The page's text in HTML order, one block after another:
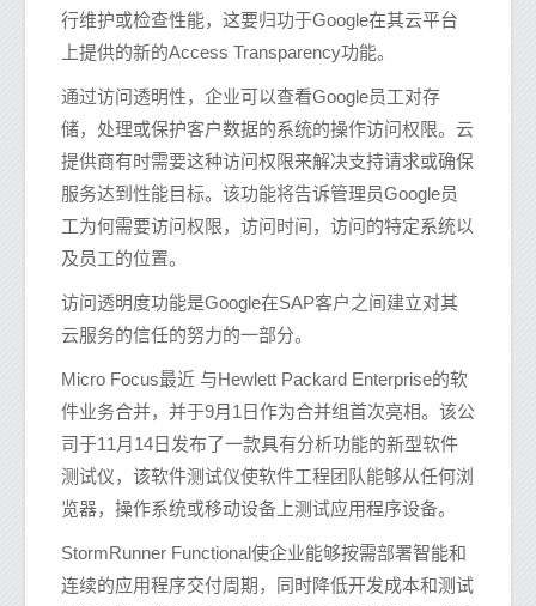
行维护或检查性能，这要归功于Google在其云平台
上提供的新的Access Transparency功能。
通过访问透明性，企业可以查看Google员工对存
储，处理或保护客户数据的系统的操作访问权限。云
提供商有时需要这种访问权限来解决支持请求或确保
服务达到性能目标。该功能将告诉管理员Google员
工为何需要访问权限，访问时间，访问的特定系统以
及员工的位置。
访问透明度功能是Google在SAP客户之间建立对其
云服务的信任的努力的一部分。
Micro Focus最近 与Hewlett Packard Enterprise的软
件业务合并，并于9月1日作为合并组首次亮相。该公
司于11月14日发布了一款具有分析功能的新型软件
测试仪，该软件测试仪使软件工程团队能够从任何浏
览器，操作系统或移动设备上测试应用程序设备。
StormRunner Functional使企业能够按需部署智能和
连续的应用程序交付周期，同时降低开发成本和测试